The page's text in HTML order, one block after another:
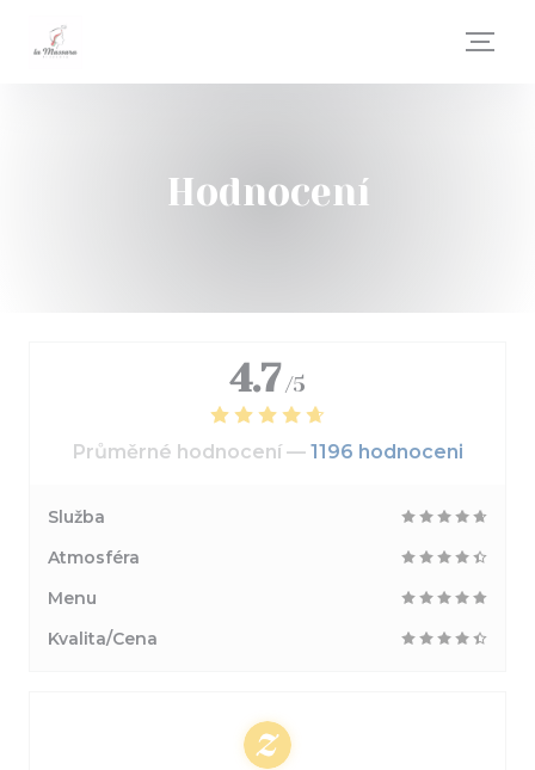
Hodnocení
4.7 /5
Průměrné hodnocení — 1196 hodnoceni
Služba
Atmosféra
Menu
Kvalita/Cena